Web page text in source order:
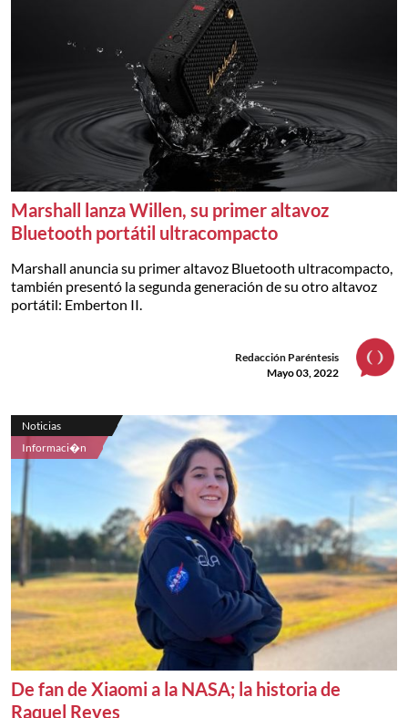
Marshall lanza Willen, su primer altavoz
Bluetooth portátil ultracompacto
Marshall anuncia su primer altavoz Bluetooth ultracompacto,
también presentó la segunda generación de su otro altavoz
portátil: Emberton II.
Redacción Paréntesis
Mayo 03, 2022
Noticias
Informaci�n
De fan de Xiaomi a la NASA; la historia de
Raquel Reyes